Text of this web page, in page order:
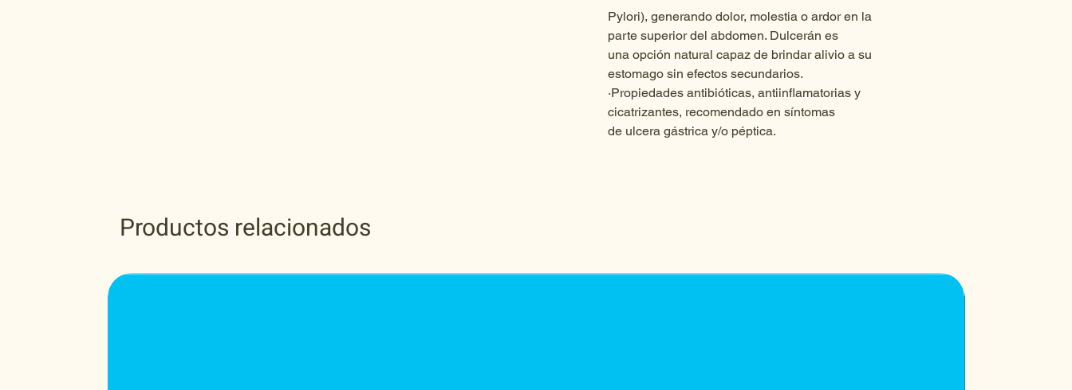
Pylori), generando dolor, molestia o ardor en la
parte superior del abdomen. Dulcerán es
una opción natural capaz de brindar alivio a su
estomago sin efectos secundarios.
·Propiedades antibióticas, antiinflamatorias y
cicatrizantes, recomendado en síntomas
de ulcera gástrica y/o péptica.
Productos relacionados